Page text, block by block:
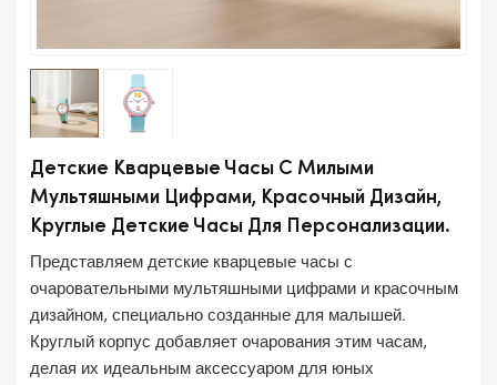
Детские Кварцевые Часы С Милыми
Мультяшными Цифрами, Красочный Дизайн,
Круглые Детские Часы Для Персонализации.
Представляем детские кварцевые часы с
очаровательными мультяшными цифрами и красочным
дизайном, специально созданные для малышей.
Круглый корпус добавляет очарования этим часам,
делая их идеальным аксессуаром для юных